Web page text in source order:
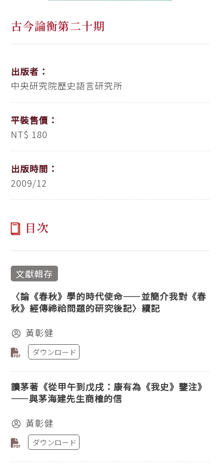
古今論衡第二十期
出版者：
中央研究院歷史語言研究所
平裝售價：
NT$ 180
出版時間：
2009/12
目次
文獻輯存
〈論《春秋》學的時代使命——並簡介我對《春
秋》經傳禘祫問題的研究後記〉續記
黃彰健
ダウンロード
讀茅著《從甲午到戊戌：康有為《我史》鑒注》
——與茅海建先生商榷的信
黃彰健
ダウンロード